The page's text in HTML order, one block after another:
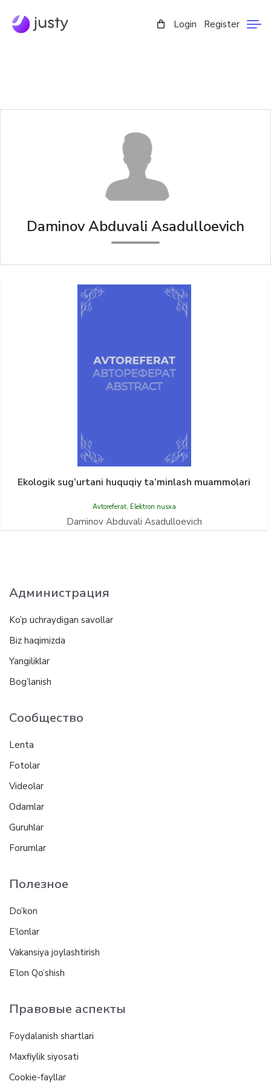
Login Register
Daminov Abduvali Asadulloevich
Ekologik sug‘urtani huquqiy ta’minlash muammolari
Avtoreferat, Elektron nusxa
Daminov Abduvali Asadulloevich
Администрация
Ko’p uchraydigan savollar
Biz haqimizda
Yangiliklar
Bog’lanish
Сообщество
Lenta
Fotolar
Videolar
Odamlar
Guruhlar
Forumlar
Полезное
Do’kon
E’lonlar
Vakansiya joylashtirish
E’lon Qo’shish
Правовые аспекты
Foydalanish shartlari
Maxfiylik siyosati
Cookie-fayllar